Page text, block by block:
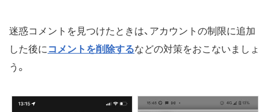
迷惑コメントを見つけたときは、アカウントの制限に追加
した後に コメントを削除するなどの対策をおこないましょ
う。